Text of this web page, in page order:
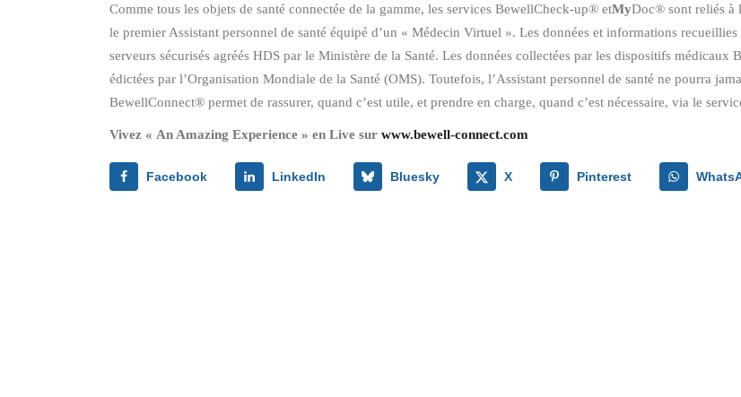
Comme tous les objets de santé connectée de la gamme, les services BewellCheck-up® etMyDoc® sont reliés à
le premier Assistant personnel de santé équipé d’un « Médecin Virtuel ». Les données et informations recueillies
serveurs sécurisés agréés HDS par le Ministère de la Santé. Les données collectées par les dispositifs
édictées par l’Organisation Mondiale de la Santé (OMS). Toutefois, l’Assistant personnel de santé ne pourra
BewellConnect® permet de rassurer, quand c’est utile, et prendre en charge, quand c’est nécessaire, via le
Vivez « An Amazing Experience » en Live sur www.bewell-connect.com
Facebook LinkedIn Bluesky X Pinterest